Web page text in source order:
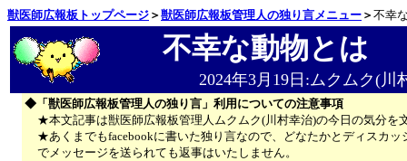
獣医師広報板トップページ ＞ 獣医師広報板管理人の独り言メニュー ＞ 不幸
不幸な動物とは
2024年3月19日:ムクムク(川
◆「獣医師広報板管理人の独り言」利用についての注意事項
★本文記事は獣医師広報板管理人ムクムク(川村幸治)の今日の気分を
★あくまでもfacebookに書いた独り言なので、どなたかとディスカ
でメッセージを送られても返事はいたしません。